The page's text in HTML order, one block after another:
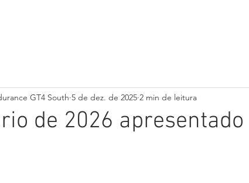
de 2026 apresentado
GT4 South 5 de dez. de 2025 2 min de leitura